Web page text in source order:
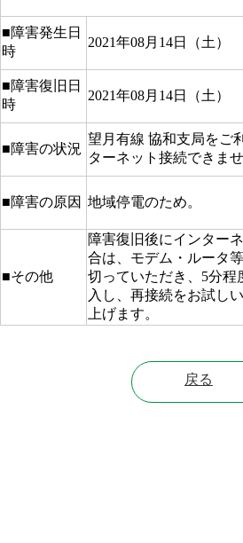
■障害発生日
時
2021年08月14日（土）
■障害復旧日
時
2021年08月14日（土）
■障害の状況
望月有線 協和支局をご
ターネット接続できま
■障害の原因 地域停電のため。
■その他
障害復旧後にインター
合は、モデム・ルータ
切っていただき、5分程
入し、再接続をお試し
上げます。
戻る